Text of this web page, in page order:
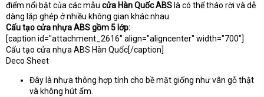
điểm nổi bật của các mẫu cửa Hàn Quốc ABS là có thể tháo rời và dễ
dàng lắp ghép ở nhiều không gian khác nhau.
Cấu tạo cửa nhựa ABS gồm 5 lớp:
[caption id="attachment_2616" align="aligncenter" width="700"]
Cấu tạo cửa nhựa ABS Hàn Quốc[/caption]
Deco Sheet
Đây là nhựa thông hợp tính cho bề mặt giống như vân gỗ thật
và không hút ẩm.